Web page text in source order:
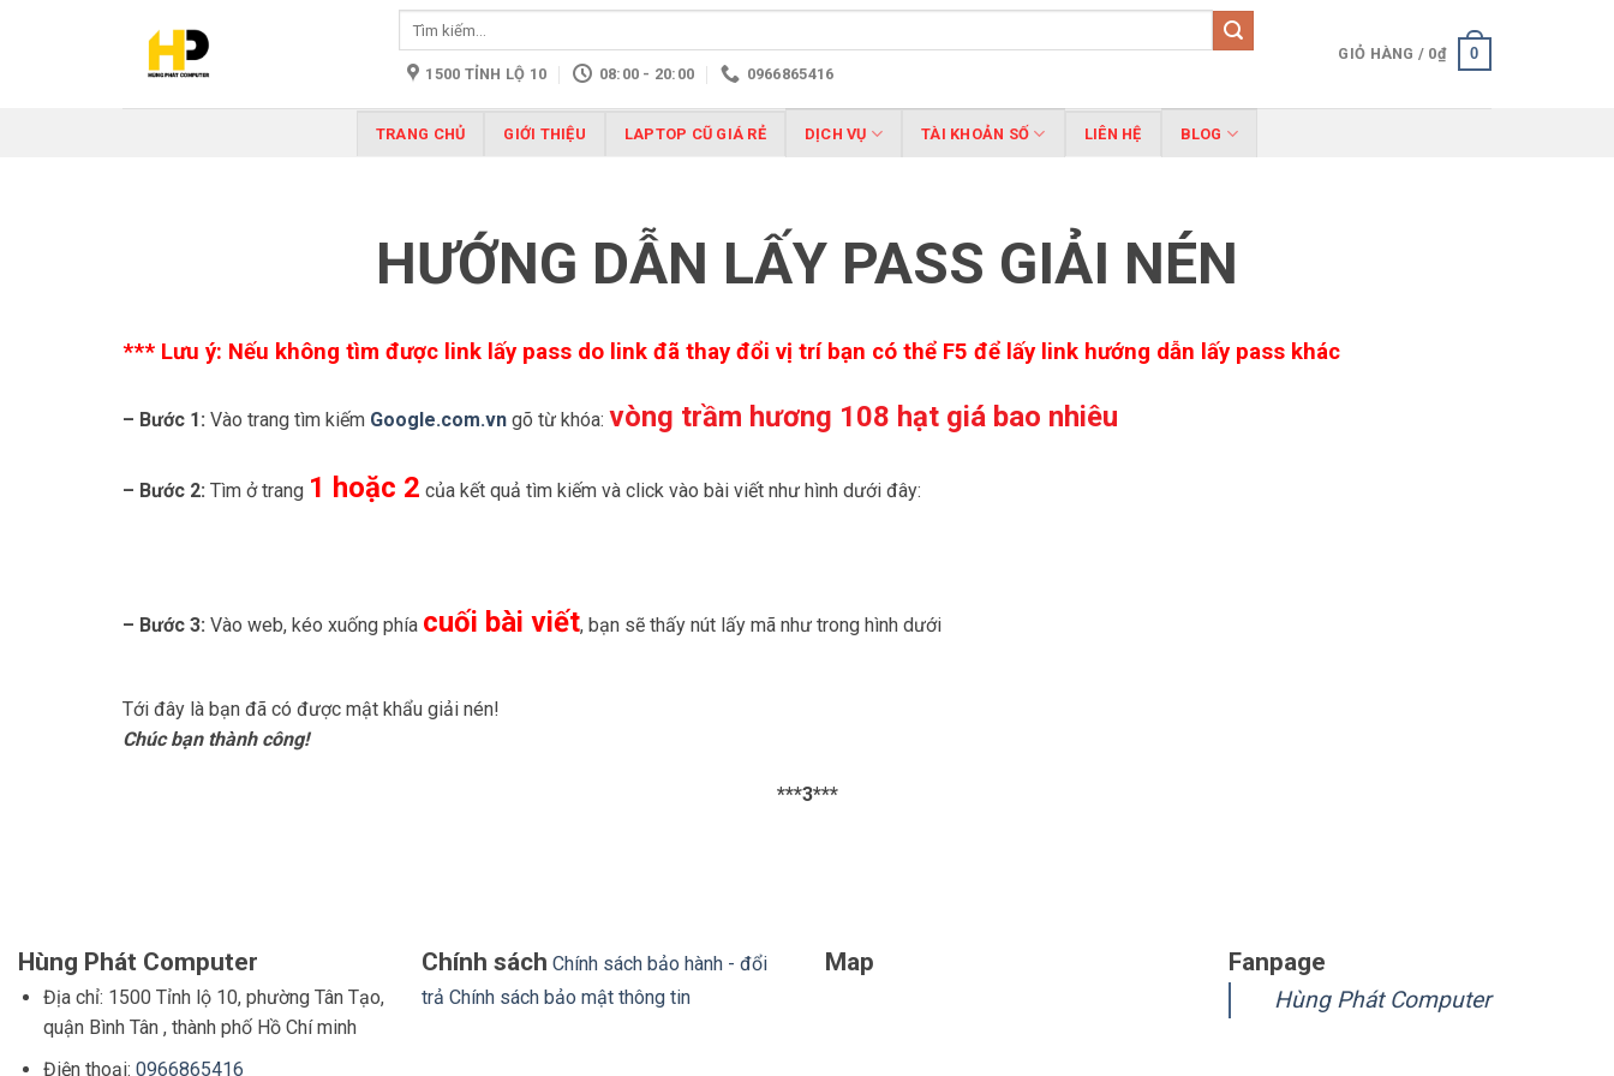
1500 TỈNH LỘ 10 08:00 - 20:00 0966865416
GIỎ HÀNG / 0₫ 0
TRANG CHỦ GIỚI THIỆU LAPTOP CŨ GIÁ RẺ DỊCH VỤ TÀI KHOẢN SỐ LIÊN HỆ BLOG
HƯỚNG DẪN LẤY PASS GIẢI NÉN
*** Lưu ý: Nếu không tìm được link lấy pass do link đã thay đổi vị trí bạn có thể F5 để lấy link hướng dẫn lấy pass khác
– Bước 1: Vào trang tìm kiếm Google.com.vn gõ từ khóa: vòng trầm hương 108 hạt giá bao nhiêu
– Bước 2: Tìm ở trang 1 hoặc 2 của kết quả tìm kiếm và click vào bài viết như hình dưới đây:
– Bước 3: Vào web, kéo xuống phía cuối bài viết, bạn sẽ thấy nút lấy mã như trong hình dưới
Tới đây là bạn đã có được mật khẩu giải nén!
Chúc bạn thành công!
***3***
Hùng Phát Computer
Địa chỉ: 1500 Tỉnh lộ 10, phường Tân Tạo,
quận Bình Tân , thành phố Hồ Chí minh
Điện thoại: 0966865416
Chính sách Chính sách bảo hành - đổi
trả Chính sách bảo mật thông tin
Map Fanpage
Hùng Phát Computer